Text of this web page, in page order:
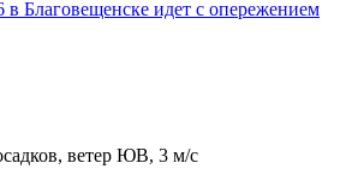
Благовещенске идет с опережением
ветер ЮВ, 3 м/с